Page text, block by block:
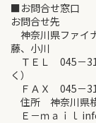
■お問合せ窓口
お問合せ先
神奈川県ファイ
藤、小川
ＴＥＬ 045－
く）
ＦＡＸ 045－
住所 神奈川県
Ｅ－ｍａｉｌ